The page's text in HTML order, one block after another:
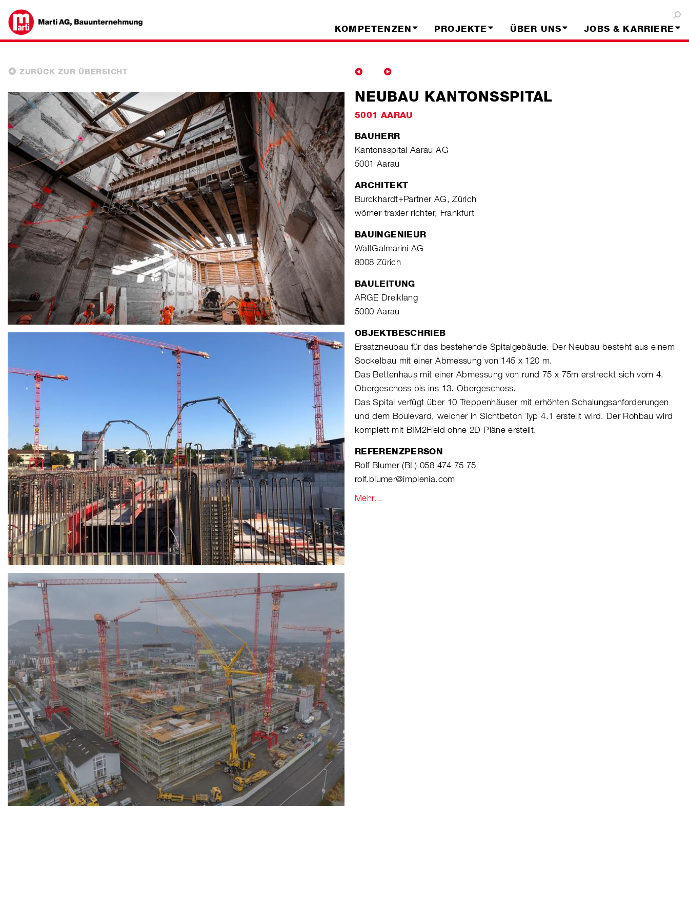
KOMPETENZEN PROJEKTE ÜBER UNS JOBS & KARRIERE
ZURÜCK ZUR ÜBERSICHT
NEUBAU KANTONSSPITAL
5001 AARAU
BAUHERR
Kantonsspital Aarau AG
5001 Aarau
ARCHITEKT
Burckhardt+Partner AG, Zürich
wörner traxler richter, Frankfurt
BAUINGENIEUR
WaltGalmarini AG
8008 Zürich
BAULEITUNG
ARGE Dreiklang
5000 Aarau
OBJEKTBESCHRIEB
Ersatzneubau für das bestehende Spitalgebäude. Der Neubau besteht aus einem
Sockelbau mit einer Abmessung von 145 x 120 m.
Das Bettenhaus mit einer Abmessung von rund 75 x 75m erstreckt sich vom 4.
Obergeschoss bis ins 13. Obergeschoss.
Das Spital verfügt über 10 Treppenhäuser mit erhöhten Schalungsanforderungen
und dem Boulevard, welcher in Sichtbeton Typ 4.1 erstellt wird. Der Rohbau wird
komplett mit BIM2Field ohne 2D Pläne erstellt.
REFERENZPERSON
Rolf Blumer (BL) 058 474 75 75
rolf.blumer@implenia.com
Mehr…